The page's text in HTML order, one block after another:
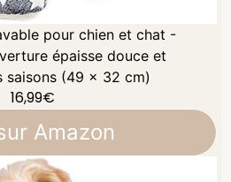
pour chien et chat -
épaisse douce et
saisons (49 x 32 cm)
16,99€
Amazon